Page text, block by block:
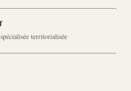
territorialisée